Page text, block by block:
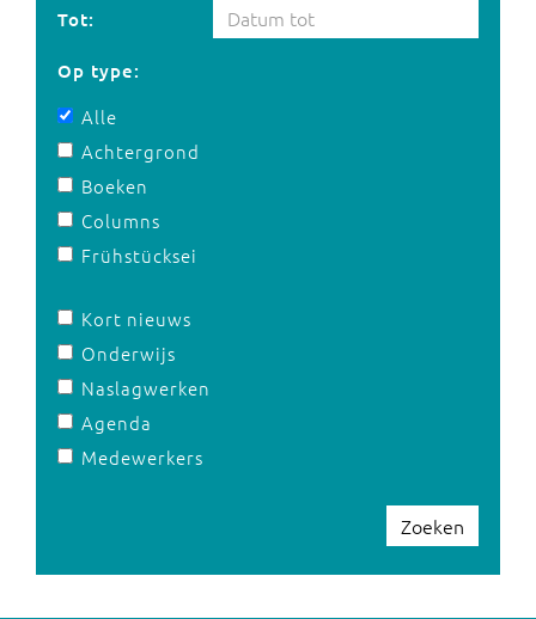
Tot:
Op type:
Alle
Achtergrond
Boeken
Columns
Frühstücksei
Kort nieuws
Onderwijs
Naslagwerken
Agenda
Medewerkers
Zoeken